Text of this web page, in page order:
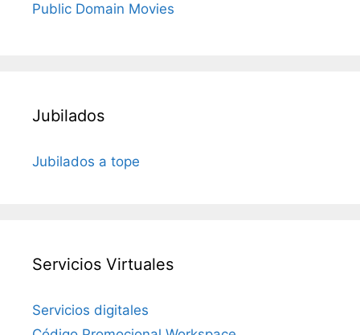
Public Domain Movies
Jubilados
Jubilados a tope
Servicios Virtuales
Servicios digitales